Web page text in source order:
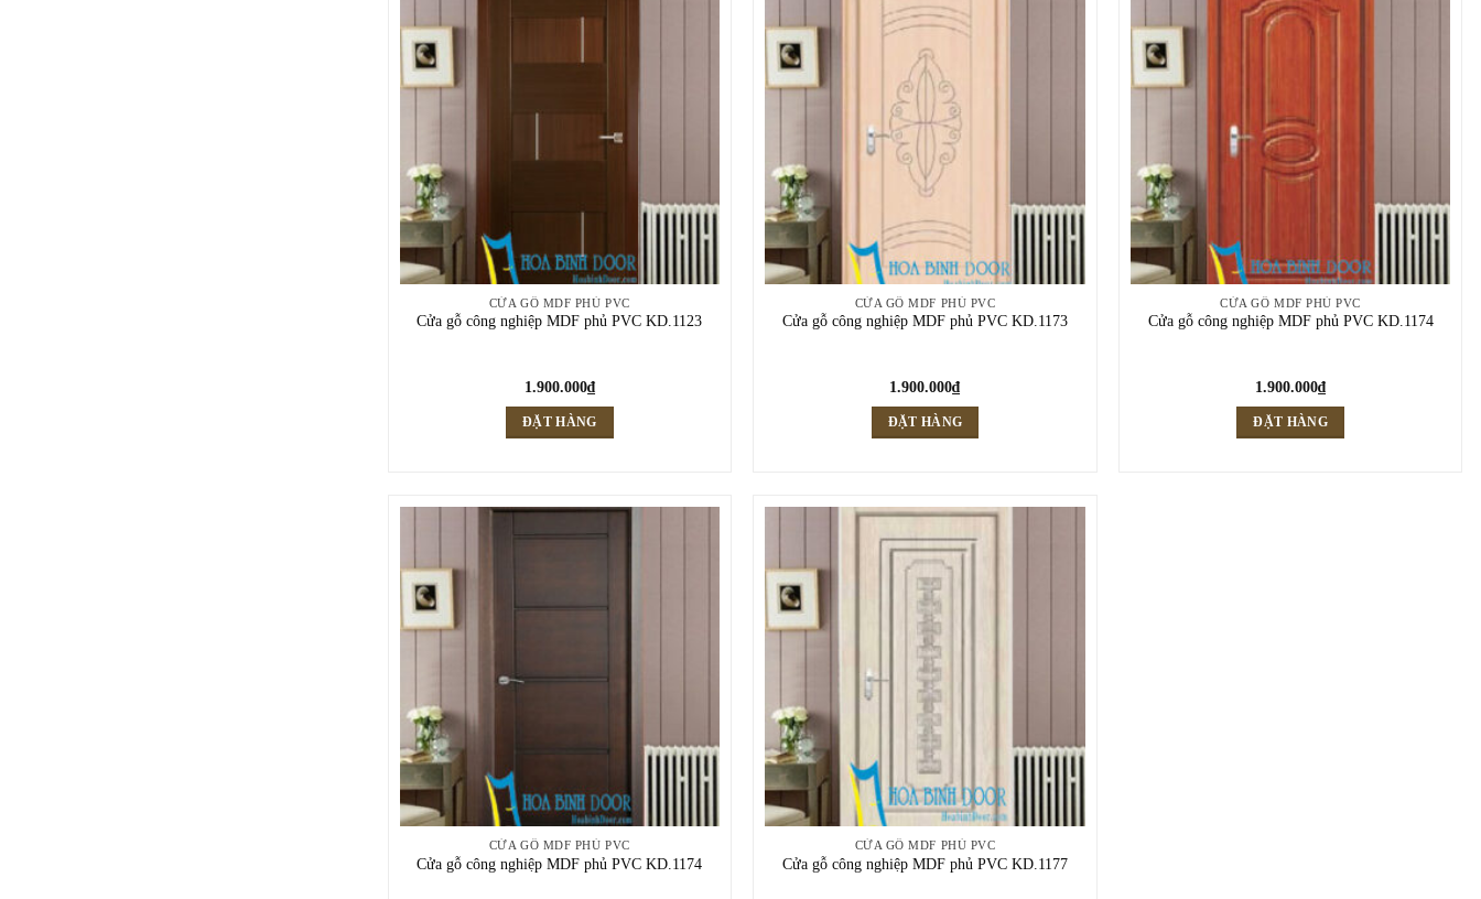
CỬA GỖ MDF PHỦ PVC
Cửa gỗ công nghiệp MDF phủ PVC KD.1123
1.900.000₫
ĐẶT HÀNG
CỬA GỖ MDF PHỦ PVC
Cửa gỗ công nghiệp MDF phủ PVC KD.1173
1.900.000₫
ĐẶT HÀNG
CỬA GỖ MDF PHỦ PVC
Cửa gỗ công nghiệp MDF phủ PVC KD.1174
1.900.000₫
ĐẶT HÀNG
CỬA GỖ MDF PHỦ PVC
Cửa gỗ công nghiệp MDF phủ PVC KD.1174
CỬA GỖ MDF PHỦ PVC
Cửa gỗ công nghiệp MDF phủ PVC KD.1177